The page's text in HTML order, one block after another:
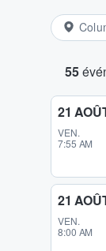
55
21
VEN.
7:55 AM
21
VEN.
8:00 AM